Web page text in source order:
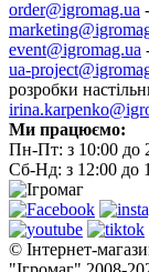
order@igromag.ua
event@igromag.ua
ua-
розробки
Ми працюємо:
Пн-Пт: з 10:00 до
Сб-Нд: з 12:00 до
© Інтернет-